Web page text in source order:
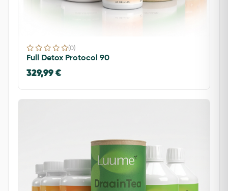
(0)
Full Detox Protocol 90
329,99 €